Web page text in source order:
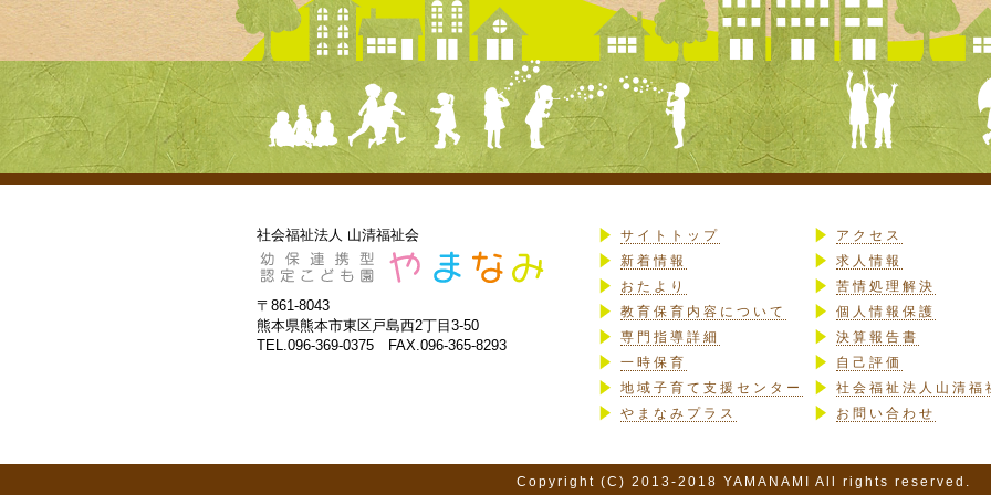
社会福祉法人 山清福祉会
〒861-8043
熊本県熊本市東区戸島西2丁目3-50
TEL.096-369-0375 FAX.096-365-8293
サイトトップ
新着情報
おたより
教育保育内容について
専門指導詳細
一時保育
地域子育て支援センター
やまなみプラス
アクセス
求人情報
苦情処理解決
個人情報保護
決算報告書
自己評価
社会福祉法人山清福
お問い合わせ
Copyright (C) 2013-2018 YAMANAMI All rights reserved.